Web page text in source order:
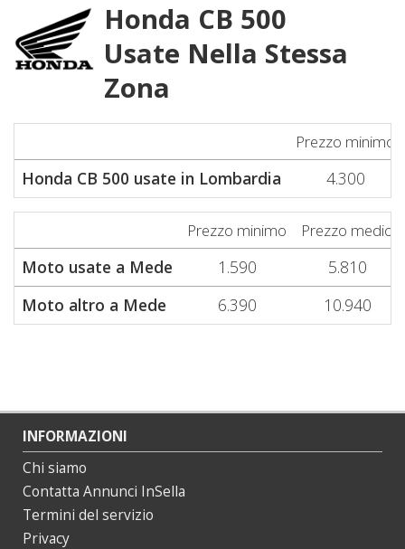
Honda CB 500
Usate Nella Stessa
Zona
Prezzo minimo
Honda CB 500 usate in Lombardia 4.300
Prezzo minimo Prezzo medio
Moto usate a Mede 1.590
5.810
Moto altro a Mede
6.390 10.940
INFORMAZIONI
Chi siamo
Contatta Annunci InSella
Termini del servizio
Privacy